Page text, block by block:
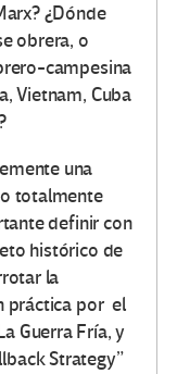
¿Dónde
obrera, o
campesina
Vietnam, Cuba
una
totalmente
definir con
histórico de
la
práctica por el
Guerra Fría, y
Strategy”